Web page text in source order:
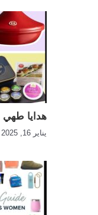
هدايا
يناير 16, 2025